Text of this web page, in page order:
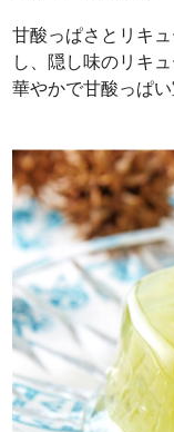
甘酸っぱさとリキ
し、隠し味のリキ
華やかで甘酸っぱい